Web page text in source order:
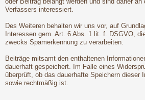
Verfassers interessiert.
Des Weiteren behalten wir uns vor, auf
Interessen gem. Art. 6 Abs. 1 lit. f. DSGVO,
zwecks Spamerkennung zu verarbeiten.
Beiträge mitsamt den enthaltenen
dauerhaft gespeichert. Im Falle eines
überprüft, ob das dauerhafte Speichern dieser
sowie rechtmäßig ist.